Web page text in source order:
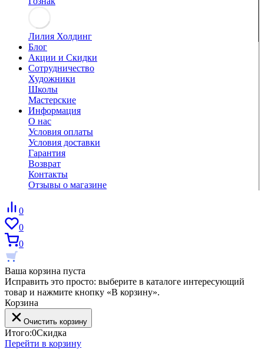
Лилия Холдинг
Блог
Акции и Скидки
Сотрудничество
Художники
Школы
Мастерские
Информация
О нас
Условия оплаты
Условия доставки
Гарантия
Возврат
Контакты
Отзывы о магазине
0
0
0
Ваша корзина пуста
Исправить это просто: выберите в каталоге интересующий
товар и нажмите кнопку «В корзину».
Корзина
Очистить корзину
Итого:0Скидка
Перейти в корзину